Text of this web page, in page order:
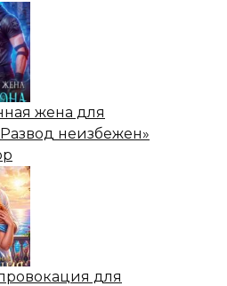
жена для
неизбежен»
для